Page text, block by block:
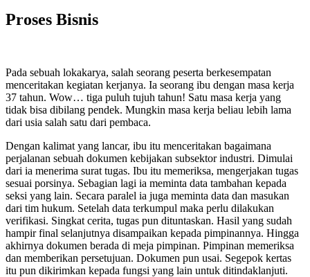
Proses Bisnis
Pada sebuah lokakarya, salah seorang peserta berkesempatan
menceritakan kegiatan kerjanya. Ia seorang ibu dengan masa kerja
37 tahun. Wow… tiga puluh tujuh tahun! Satu masa kerja yang
tidak bisa dibilang pendek. Mungkin masa kerja beliau lebih lama
dari usia salah satu dari pembaca.
Dengan kalimat yang lancar, ibu itu menceritakan bagaimana
perjalanan sebuah dokumen kebijakan subsektor industri. Dimulai
dari ia menerima surat tugas. Ibu itu memeriksa, mengerjakan tugas
sesuai porsinya. Sebagian lagi ia meminta data tambahan kepada
seksi yang lain. Secara paralel ia juga meminta data dan masukan
dari tim hukum. Setelah data terkumpul maka perlu dilakukan
verifikasi. Singkat cerita, tugas pun dituntaskan. Hasil yang sudah
hampir final selanjutnya disampaikan kepada pimpinannya. Hingga
akhirnya dokumen berada di meja pimpinan. Pimpinan memeriksa
dan memberikan persetujuan. Dokumen pun usai. Segepok kertas
itu pun dikirimkan kepada fungsi yang lain untuk ditindaklanjuti.